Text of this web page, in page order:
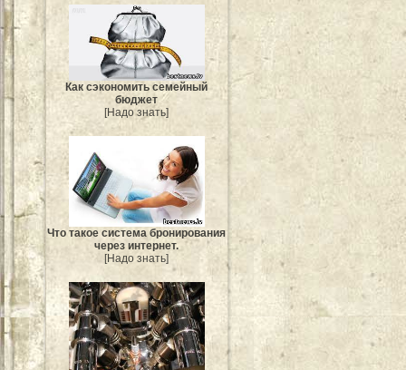
Как сэкономить семейный
бюджет
[Надо знать]
Что такое система бронирования
через интернет.
[Надо знать]